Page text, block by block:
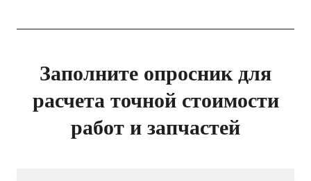
Заполните опросник для
расчета точной стоимости
работ и запчастей